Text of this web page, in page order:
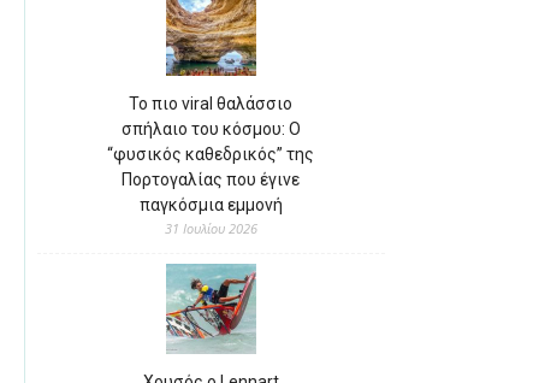
Το πιο viral θαλάσσιο
σπήλαιο του κόσμου: Ο
“φυσικός καθεδρικός” της
Πορτογαλίας που έγινε
παγκόσμια εμμονή
31 Ιουλίου 2026